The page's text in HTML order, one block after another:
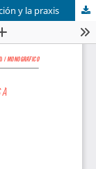
y la praxis